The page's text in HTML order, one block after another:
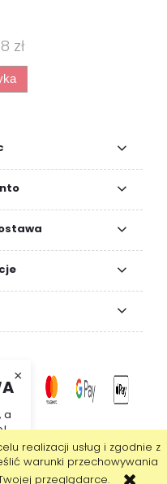
realizacji usług i zgodnie z
warunki przechowywania
przeglądarce.
zł
×
a
strony